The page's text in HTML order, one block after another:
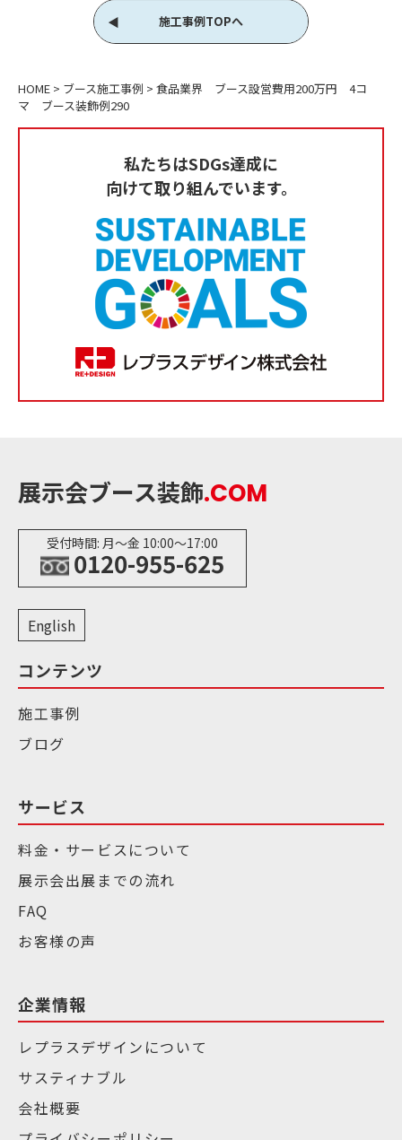
施工事例TOPへ
HOME > ブース施工事例 > 食品業界 ブース設営費用200万円 4コ
マ ブース装飾例290
私たちはSDGs達成に
向けて取り組んでいます。
展示会ブース装飾.COM
受付時間: 月〜金 10:00〜17:00
0120-955-625
English
コンテンツ
施工事例
ブログ
サービス
料金・サービスについて
展示会出展までの流れ
FAQ
お客様の声
企業情報
レプラスデザインについて
サスティナブル
会社概要